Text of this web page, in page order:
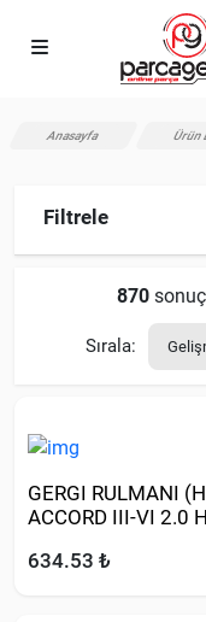
Anasayfa Ürün
Filtrele
870
Sırala:
GERGI RULMANI
ACCORD III-VI 2.0
634.53 ₺